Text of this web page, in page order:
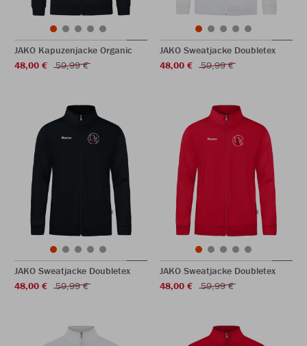
JAKO Kapuzenjacke Organic
48,00 €
59,99 €
JAKO Sweatjacke Doubletex
48,00 €
59,99 €
JAKO Sweatjacke Doubletex
48,00 €
59,99 €
JAKO Sweatjacke Doubletex
48,00 €
59,99 €